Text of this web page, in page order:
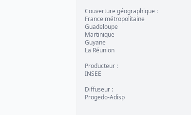
Couverture géographique :
France métropolitaine
Guadeloupe
Martinique
Guyane
La Réunion
Producteur :
INSEE
Diffuseur :
Progedo-Adisp